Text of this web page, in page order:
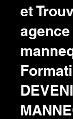
et
agence